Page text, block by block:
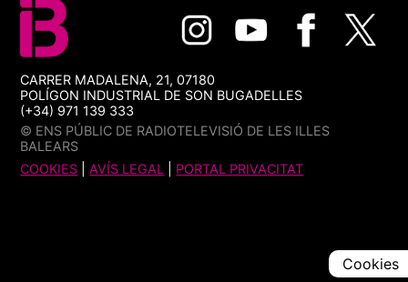
CARRER MADALENA, 21, 07180
POLÍGON INDUSTRIAL DE SON BUGADELLES
(+34) 971 139 333
© ENS PÚBLIC DE RADIOTELEVISIÓ DE LES ILLES
BALEARS
COOKIES |AVÍS LEGAL PORTAL PRIVACITAT
Cookies